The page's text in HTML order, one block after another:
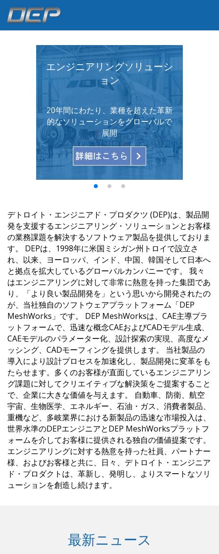
エンジニアリングソリューシ
ョン
20年間にわたり、業種を超えた革新
的なソリューションをグローバルで
展開
デトロイト・エンジニアド・プロダクツ (DEP)は、製品開
発を支援するエンジニアリング・ソリューションとお客様
の業務課題を解決するソフトウェア製品を提供しておりま
す。 DEPは、1998年に米国ミシガン州トロイで設立さ
れ、以来、ヨーロッパ、インド、中国、韓国そして日本へ
と拠点を拡大しているグローバルカンパニーです。 我々
はエンジニアリングに対して非常に熱意を持った集団であ
り、「より良い製品開発を」という思いから開発されたの
が、当社独自のソフトウェアプラットフォーム「DEP
MeshWorks」です。 DEP MeshWorksは、CAE主導プラ
ットフォームで、迅速な概念CAEおよびCADモデル生成、
CAEモデルのパラメーター化、設計探索の実現、高度なメ
ッシング、CADモーフィングを提供します。 当社製品の
導入により設計プロセスを加速化し、製品開発に変革をも
たらせます。多くのお客様が直面しているエンジニアリン
グ課題に対してクリエイティブな解決策をご提案すること
で、企業に大きな価値を与えます。 自動車、防衛、航空
宇宙、生物医学、エネルギー、石油・ガス、消費者製品、
重機など、多岐業界における新製品の迅速な市場投入は、
世界水準のDEPエンジニアとDEP MeshWorksプラットフ
ォームを介してお客様に提供される独自の価値提案です。
エンジニアリングに対する熱意を持った社員、パートナー
様、およびお客様と共に、日々、デトロイト・エンジニア
ド・プロダクトは、革新し、発明し、よりスマートなソリ
ューションを創造し続けます。
最新ニュース